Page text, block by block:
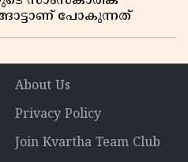
പോകുന്നത്
About Us
Privacy Policy
Join Kvartha Team Club